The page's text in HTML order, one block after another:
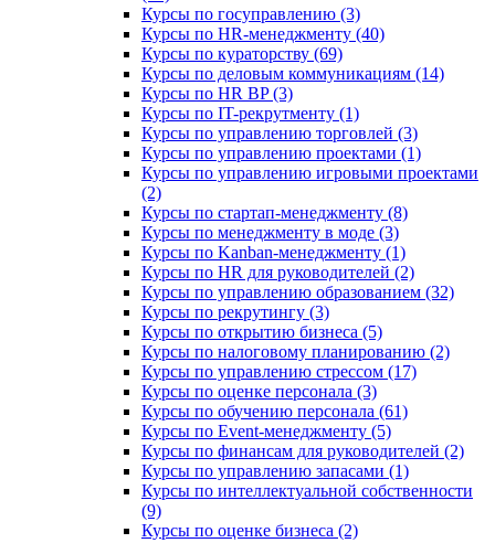
Курсы по госуправлению (3)
Курсы по HR-менеджменту (40)
Курсы по кураторству (69)
Курсы по деловым коммуникациям (14)
Курсы по HR BP (3)
Курсы по IT-рекрутменту (1)
Курсы по управлению торговлей (3)
Курсы по управлению проектами (1)
Курсы по управлению игровыми проектами
(2)
Курсы по стартап-менеджменту (8)
Курсы по менеджменту в моде (3)
Курсы по Kanban-менеджменту (1)
Курсы по HR для руководителей (2)
Курсы по управлению образованием (32)
Курсы по рекрутингу (3)
Курсы по открытию бизнеса (5)
Курсы по налоговому планированию (2)
Курсы по управлению стрессом (17)
Курсы по оценке персонала (3)
Курсы по обучению персонала (61)
Курсы по Event-менеджменту (5)
Курсы по финансам для руководителей (2)
Курсы по управлению запасами (1)
Курсы по интеллектуальной собственности
(9)
Курсы по оценке бизнеса (2)